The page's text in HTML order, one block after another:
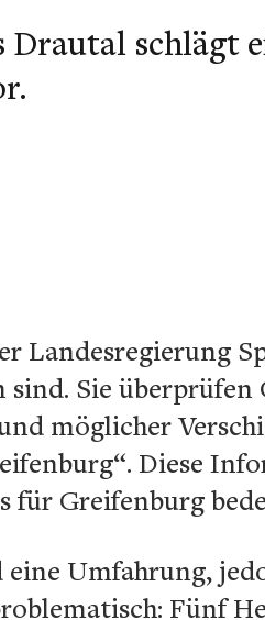
schlägt
Landesregierung
Sie
möglicher
Diese
für Greifenburg
Umfahrung,
Fünf